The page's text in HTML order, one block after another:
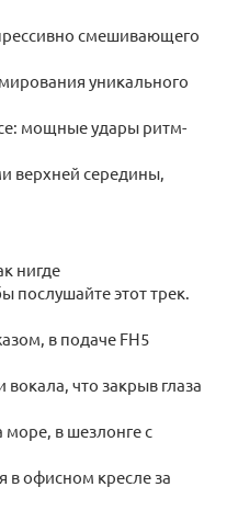
смешивающего
уникального
мощные удары ритм-
верхней середины,
нигде
послушайте этот трек.
в подаче FH5
что закрыв глаза
море, в шезлонге с
в офисном кресле за